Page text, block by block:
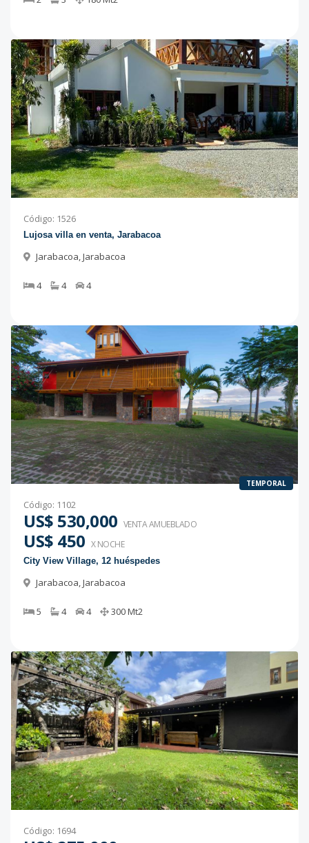
Código: 1526
Lujosa villa en venta, Jarabacoa
Jarabacoa,Jarabacoa
4 4 4
TEMPORAL
Código: 1102
US$ 530,000 VENTA AMUEBLADO
US$ 450 X NOCHE
City View Village, 12 huéspedes
Jarabacoa,Jarabacoa
5 4 4 300Mt2
Código: 1694